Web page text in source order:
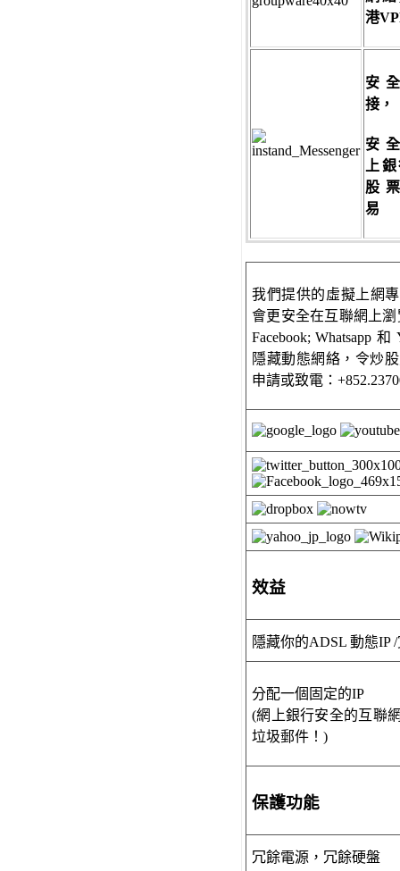
港
安
接，
安
上
股
易
我們提供的虛擬上網
會更安全在互聯網上
Facebook; Whatsapp
隱藏動態網絡，令炒
申請或致電：
效益
隱藏你的ADSL 動態IP
分配一個固定的IP
(網上銀行安全的互聯
垃圾郵件！)
保護功能
冗餘電源，冗餘硬盤